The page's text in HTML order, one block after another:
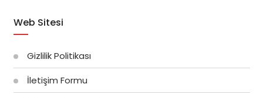
Web Sitesi
Gizlilik Politikası
İletişim Formu